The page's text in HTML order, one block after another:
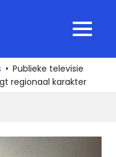
MENU
Publieke televisie
regionaal karakter